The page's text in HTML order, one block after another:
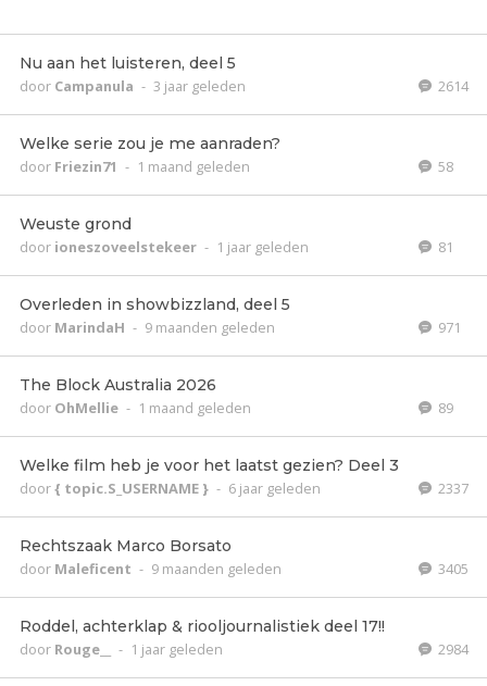
Nu aan het luisteren, deel 5
door Campanula - 3 jaar geleden 2614
Welke serie zou je me aanraden?
door Friezin71 - 1 maand geleden 58
Weuste grond
door ioneszoveelstekeer - 1 jaar geleden 81
Overleden in showbizzland, deel 5
door MarindaH - 9 maanden geleden 971
The Block Australia 2026
door OhMellie - 1 maand geleden 89
Welke film heb je voor het laatst gezien? Deel 3
door{ topic.S_USERNAME } - 6 jaar geleden 2337
Rechtszaak Marco Borsato
door Maleficent - 9 maanden geleden 3405
Roddel, achterklap & riooljournalistiek deel 17!!
door Rouge__ - 1 jaar geleden 2984